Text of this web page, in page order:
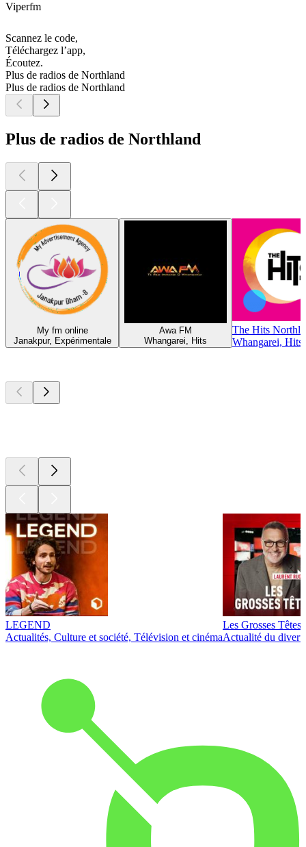
Viperfm
Scannez le code,
Téléchargez l’app,
Écoutez.
Plus de radios de Northland
Plus de radios de Northland
Plus de radios de Northland
My fm online
Janakpur, Expérimentale
Awa FM
Whangarei, Hits
The Hits
Whangarei,
LEGEND
Actualités, Culture et société, Télévision et cinéma
Les Grosses Têtes
Actualité du